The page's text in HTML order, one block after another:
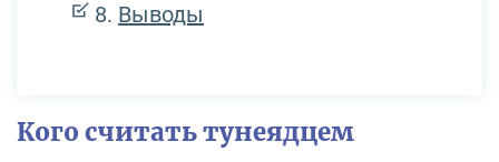
Выводы
Кого считать тунеядцем